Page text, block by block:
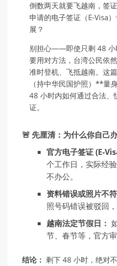
倒数两天就要飞越南，签
申请的电子签证（E-Visa
展？
别担心——即使只剩 48 小
要用对方法，台湾公民依
准时登机、飞抵越南。这
（持中华民国护照）**量
48 小时内如何通过合法、
证。
🚨 先厘清：为什么你自己
官方电子签证 (E-
个工作日，实际经
不办公。
资料错误或照片不符
照号码错误被驳回
越南法定节假日：
节、春节等，官方审
结论： 剩下 48 小时，绝对